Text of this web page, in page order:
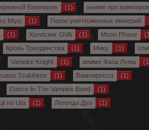
Вампиров (1) аниме про вампиров
Miyu (1) Герои уничтоженных империй
(1) Хеллсинг OVA (1) Moon Phase
Кровь Триединства (1) Мику (1)
Vampire Knight (1) аниме Фаза Луны
Tsukihime (1) Вампиресса
(1)
Dance In The Vampire Bund
(1)
no Uta (1) Легенда Дуо
(1)